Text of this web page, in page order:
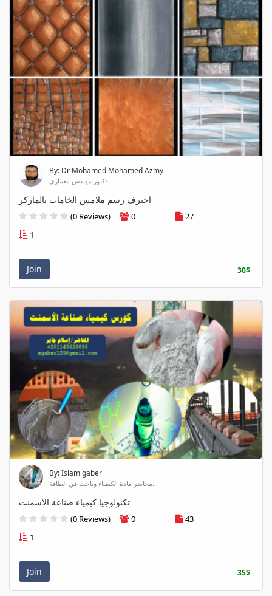
By: Dr Mohamed Mohamed Azmy
دكتور مهندس معماري
احترف رسم ملامس الخامات بالماركر
(0 Reviews) 0
27
1
Join 30$
By: Islam gaber
تكنولوجيا كيمياء صناعة الأسمنت
(0 Reviews) 0
43
1
Join 35$